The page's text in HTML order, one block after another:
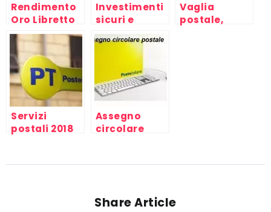
Rendimento
Oro Libretto
Postale
Ordinario
Investimenti
sicuri e
redditizi,
bancari,
postali,
azionari
Vaglia
postale,
Servizi
postali 2018
Assegno
circolare
Share Article